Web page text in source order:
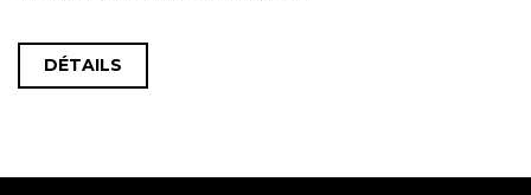
DÉTAILS